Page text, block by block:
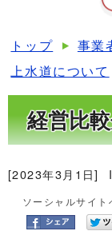
トップ 事業
上水道について
経営比
[2023年3月1日]
ソーシャルサイ